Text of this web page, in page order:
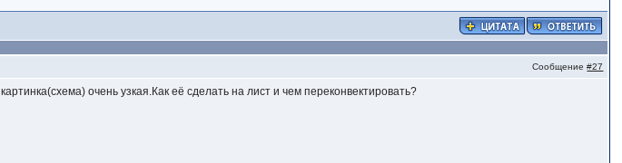
Сообщение#27
очень узкая.Как её сделать на лист и чем переконвектировать?